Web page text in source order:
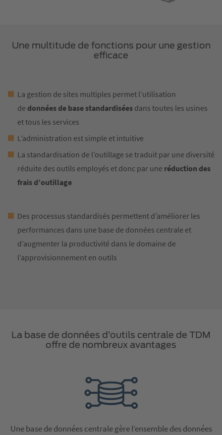
Une multitude de fonctions pour une gestion
efficace
La gestion de sites multiples permet l’utilisation
de données de base standardisées dans toutes les usines
et tous les services
L’administration est simple et intuitive
La standardisation de l’outillage se traduit par une diversité
réduite des outils employés et donc par une réduction des
frais d’outillage
Des processus standardisés permettent d’améliorer les
performances dans une base de données centrale et
d’augmenter la productivité dans le domaine de
l’approvisionnement en outils
La base de données d’outils centrale de TDM
offre de nombreux avantages
Une base de données centrale gère l’ensemble des données